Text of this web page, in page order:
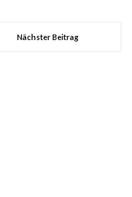
Nächster Beitrag